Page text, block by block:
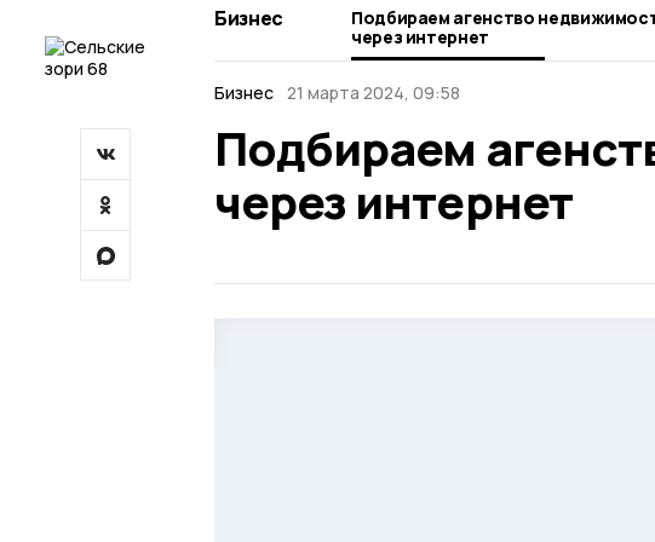
Бизнес
Подбираем агенство
через интернет
Бизнес 21 марта 2024, 09:58
Подбираем
через интернет